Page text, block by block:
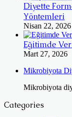
Diyette
Yöntemleri
Nisan 22, 2026
Eğitimde
Mart 27, 2026
Mikrobiyota
Mikrobiyota
Categories